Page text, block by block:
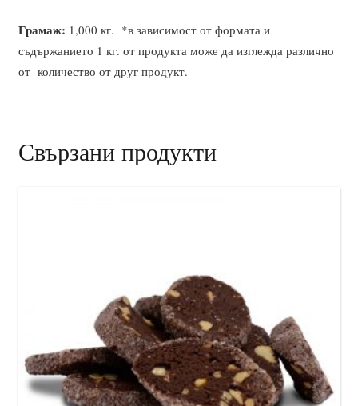
Грамаж: 1,000 кг. *в зависимост от формата и
съдържанието 1 кг. от продукта може да изглежда различно
от количество от друг продукт.
Свързани продукти